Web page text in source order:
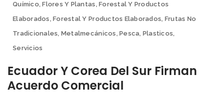
Químico,Flores Y Plantas ,Forestal Y Productos
Elaborados ,Forestal Y Productos Elaborados, Frutas No
Tradicionales, Metalmecánicos ,Pesca, Plasticos,
Servicios
Ecuador Y Corea Del Sur Firman
Acuerdo Comercial